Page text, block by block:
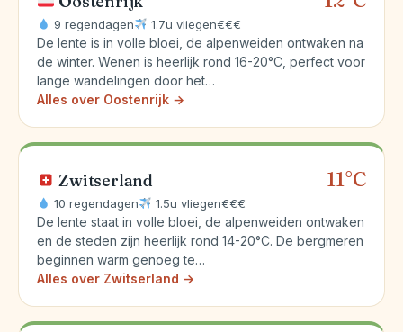
9 regendagen 1.7u vliegen€€€
De lente is in volle bloei, de alpenweiden ontwaken na
de winter. Wenen is heerlijk rond 16-20°C, perfect voor
lange wandelingen door het…
Alles over Oostenrijk →
Zwitserland 11°C
10 regendagen 1.5u vliegen€€€
De lente staat in volle bloei, de alpenweiden ontwaken
en de steden zijn heerlijk rond 14-20°C. De bergmeren
beginnen warm genoeg te…
Alles over Zwitserland →